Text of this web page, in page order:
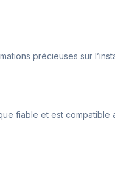
précieuses sur
fiable et est